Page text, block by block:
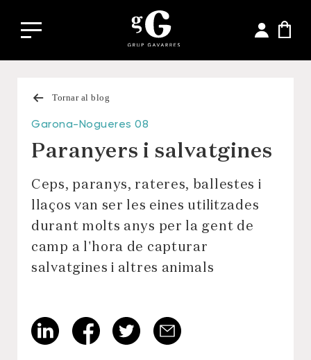
Tornar al blog
Garona-Nogueres 08
Paranyers i salvatgines
Ceps, paranys, rateres, ballestes i
llaços van ser les eines utilitzades
durant molts anys per la gent de
camp a l'hora de capturar
salvatgines i altres animals